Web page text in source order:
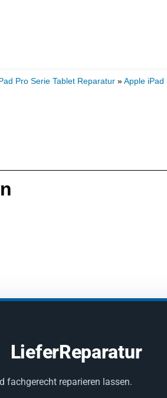
Pro Serie Tablet Reparatur »Apple iPad
LieferReparatur
fachgerecht reparieren lassen.